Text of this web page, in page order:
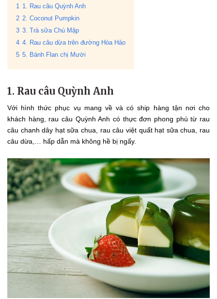
1
1. Rau câu Quỳnh Anh
2 2. Coconut Pumpkin
3 3. Trà sữa Chú Mập
4 4. Rau câu dừa trên đường Hòa Hảo
5 5. Bánh Flan chị Mười
1. Rau câu Quỳnh Anh
Với hình thức phục vụ mang về và có ship hàng tận nơi cho
khách hàng, rau câu Quỳnh Anh có thực đơn phong phú từ rau
câu chanh dây hạt sữa chua, rau câu việt quất hạt sữa chua, rau
câu dừa,… hấp dẫn mà không hề bị ngấy.